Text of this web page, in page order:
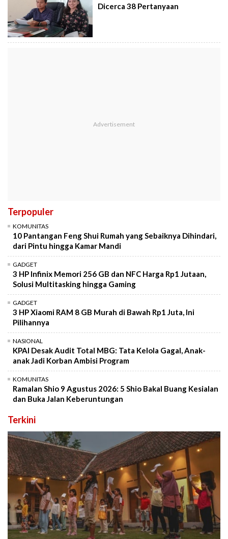
Dicerca 38 Pertanyaan
Terpopuler
KOMUNITAS
10 Pantangan Feng Shui Rumah yang Sebaiknya Dihindari,
dari Pintu hingga Kamar Mandi
GADGET
3 HP Infinix Memori 256 GB dan NFC Harga Rp1 Jutaan,
Solusi Multitasking hingga Gaming
GADGET
3 HP Xiaomi RAM 8 GB Murah di Bawah Rp1 Juta, Ini
Pilihannya
NASIONAL
KPAI Desak Audit Total MBG: Tata Kelola Gagal, Anak-
anak Jadi Korban Ambisi Program
KOMUNITAS
Ramalan Shio 9 Agustus 2026: 5 Shio Bakal Buang Kesialan
dan Buka Jalan Keberuntungan
Terkini